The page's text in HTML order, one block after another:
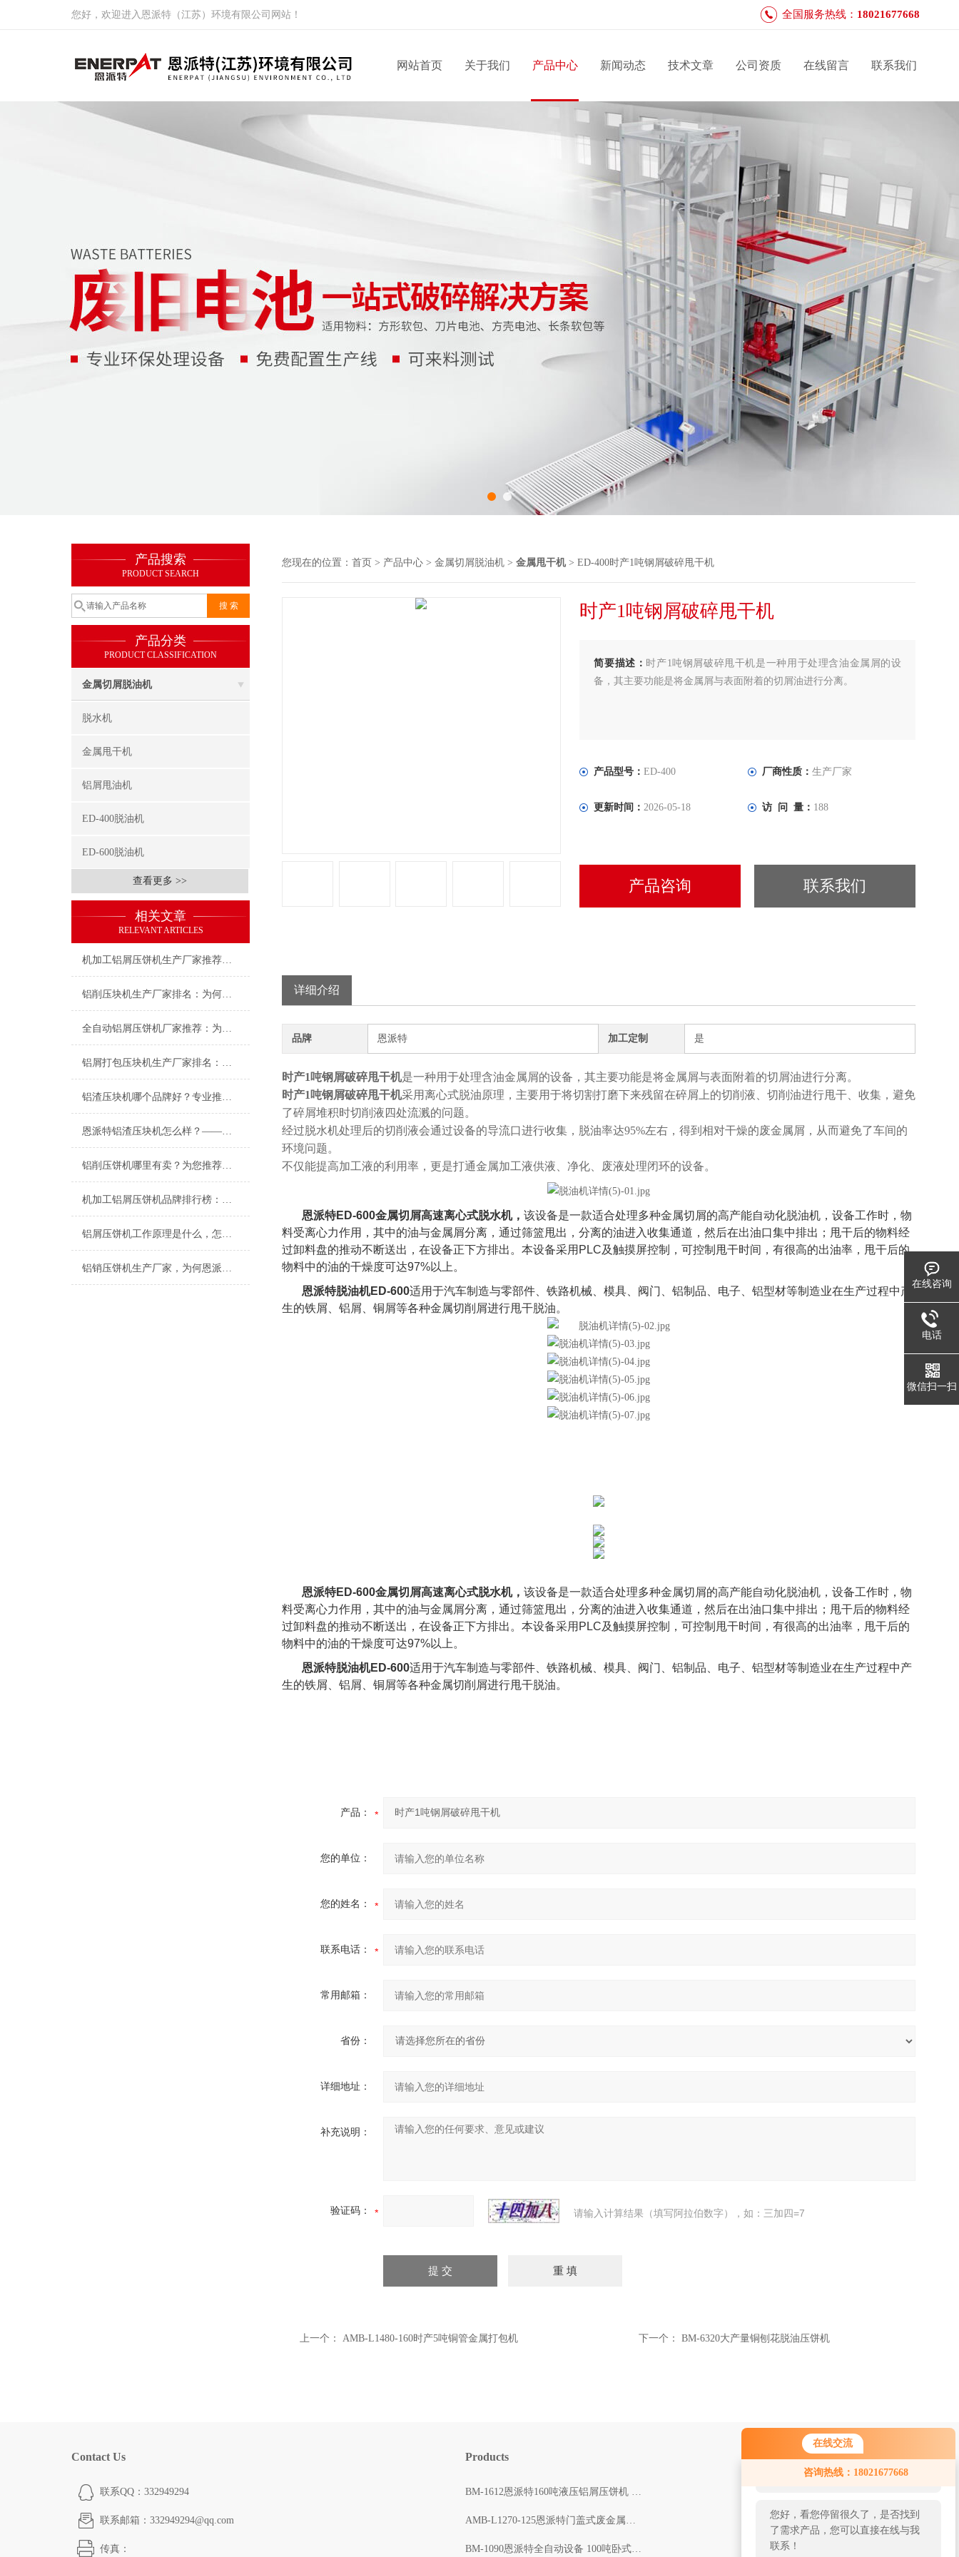
在线交流
咨询热线：18021677668
您好！欢迎前来咨询，很高兴为您
服务，请问您要咨询什么问题呢？
您好，看您停留很久了，是否找到
了需求产品，您可以直接在线与我
联系！
您好，欢迎进入恩派特（江苏）环境有限公司网站！ 全国服务热线： 18021677668
网站首页 关于我们 产品中心 新闻动态 技术文章 公司资质 在线留言 联系我们
产品搜索
PRODUCT SEARCH
产品分类
PRODUCT CLASSIFICATION
金属切屑脱油机
脱水机
金属甩干机
铝屑甩油机
ED-400脱油机
ED-600脱油机
查看更多 >>
相关文章
RELEVANT ARTICLES
机加工铝屑压饼机生产厂家推荐：为何恩派特是您的优选伙伴？
铝削压块机生产厂家排名：为何恩派特成为行业优选？
全自动铝屑压饼机厂家推荐：为什么恩派特成为行业信赖之选？
铝屑打包压块机生产厂家排名：为何恩派特品牌备受推崇？
铝渣压块机哪个品牌好？专业推荐恩派特品牌
恩派特铝渣压块机怎么样？——高效环保的铝渣处理专家
铝削压饼机哪里有卖？为您推荐行业优选：恩派特压饼机
机加工铝屑压饼机品牌排行榜：为何恩派特备受推崇？
铝屑压饼机工作原理是什么，怎么进行回收再利用
铝销压饼机生产厂家，为何恩派特品牌备受推崇？
您现在的位置： 首页 > 产品中心 > 金属切屑脱油机 > 金属甩干机> ED-400时产1吨钢屑破碎甩干机
时产1吨钢屑破碎甩干机
简要描述： 时产1吨钢屑破碎甩干机是一种用于处理含油金属屑的设
备，其主要功能是将金属屑与表面附着的切屑油进行分离。
产品型号：ED-400 厂商性质： 生产厂家
更新时间：2026-05-18 访 问 量： 188
产品咨询 联系我们
详细介绍
品牌 恩派特 加工定制 是
时产1吨钢屑破碎甩干机是一种用于处理含油金属屑的设备，其主要功能是将金属屑与表面附着的切屑油进行分离。
时产1吨钢屑破碎甩干机采用离心式脱油原理，主要用于将切割打磨下来残留在碎屑上的切削液、切削油进行甩干、收集，避免
了碎屑堆积时切削液四处流溅的问题。
经过脱水机处理后的切削液会通过设备的导流口进行收集，脱油率达95%左右，得到相对干燥的废金属屑，从而避免了车间的
环境问题。
不仅能提高加工液的利用率，更是打通金属加工液供液、净化、废液处理闭环的设备。
恩派特ED-600金属切屑高速离心式脱水机， 该设备是一款适合处理多种金属切屑的高产能自动化脱油机，设备工作时，物
料受离心力作用，其中的油与金属屑分离，通过筛篮甩出，分离的油进入收集通道，然后在出油口集中排出；甩干后的物料经
过卸料盘的推动不断送出，在设备正下方排出。本设备采用PLC及触摸屏控制，可控制甩干时间，有很高的出油率，甩干后的
物料中的油的干燥度可达97%以上。
恩派特脱油机ED-600适用于汽车制造与零部件、铁路机械、模具、阀门、铝制品、电子、铝型材等制造业在生产过程中产
生的铁屑、铝屑、铜屑等各种金属切削屑进行甩干脱油。
恩派特ED-600金属切屑高速离心式脱水机， 该设备是一款适合处理多种金属切屑的高产能自动化脱油机，设备工作时，物
料受离心力作用，其中的油与金属屑分离，通过筛篮甩出，分离的油进入收集通道，然后在出油口集中排出；甩干后的物料经
过卸料盘的推动不断送出，在设备正下方排出。本设备采用PLC及触摸屏控制，可控制甩干时间，有很高的出油率，甩干后的
物料中的油的干燥度可达97%以上。
恩派特脱油机ED-600适用于汽车制造与零部件、铁路机械、模具、阀门、铝制品、电子、铝型材等制造业在生产过程中产
生的铁屑、铝屑、铜屑等各种金属切削屑进行甩干脱油。
产品：
您的单位：
您的姓名：
联系电话：
常用邮箱：
省份：
详细地址：
补充说明：
验证码： 请输入计算结果（填写阿拉伯数字），如：三加四=7
上一个： AMB-L1480-160时产5吨铜管金属打包机 下一个： BM-6320大产量铜刨花脱油压饼机
Contact Us
联系QQ：332949294
联系邮箱：332949294@qq.com
传真：
Products
BM-1612恩派特160吨液压铝屑压饼机 自动打包出块 金属废料打包机
AMB-L1270-125恩派特门盖式废金属压块打包机 自动压缩
BM-1090恩派特全自动设备 100吨卧式液压铁屑打包机
在线咨询
电话
微信扫一扫